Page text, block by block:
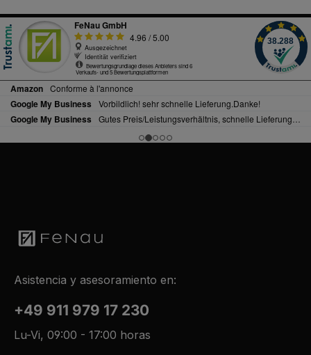
Asistencia y asesoramiento en:
+49 911 979 17 230
Lu-Vi, 09:00 - 17:00 horas